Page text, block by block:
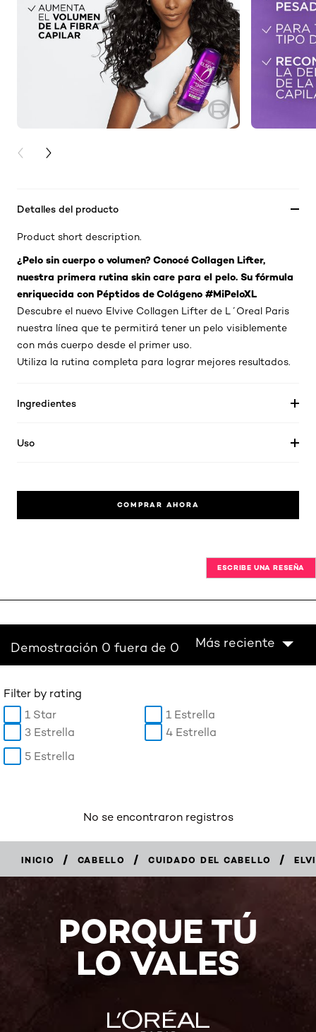
PREVIOUS CARD
NEXT CARD
Detalles del producto
Product short description.
¿Pelo sin cuerpo o volumen? Conocé Collagen Lifter,
nuestra primera rutina skin care para el pelo. Su fórmula
enriquecida con Péptidos de Colágeno #MiPeloXL
Descubre el nuevo Elvive Collagen Lifter de L´Oreal Paris
nuestra línea que te permitirá tener un pelo visiblemente
con más cuerpo desde el primer uso.
Utiliza la rutina completa para lograr mejores resultados.
Ingredientes
Uso
COMPRAR AHORA
ESCRIBE UNA RESEÑA
Demostración 0 fuera de 0 Más reciente
Filter by rating
1 Star
1 Estrella
3 Estrella
4 Estrella
5 Estrella
No se encontraron registros
INICIO / CABELLO / CUIDADO DEL CABELLO /
AHORA
PORQUE TÚ
LO VALES